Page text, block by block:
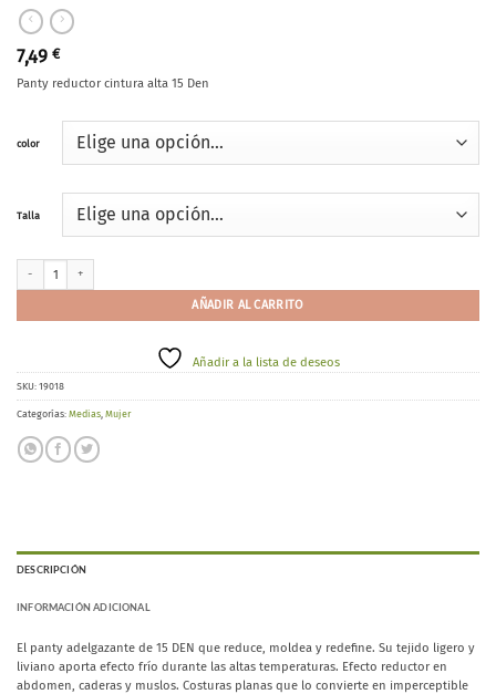
7,49 €
Panty reductor cintura alta 15 Den
color
Talla
AÑADIR AL CARRITO
Añadir a la lista de deseos
SKU: 19018
Categorías: Medias Mujer
DESCRIPCIÓN
INFORMACIÓN ADICIONAL
El panty adelgazante de 15 DEN que reduce, moldea y redefine. Su tejido ligero y
liviano aporta efecto frío durante las altas temperaturas. Efecto reductor en
abdomen, caderas y muslos. Costuras planas que lo convierte en imperceptible